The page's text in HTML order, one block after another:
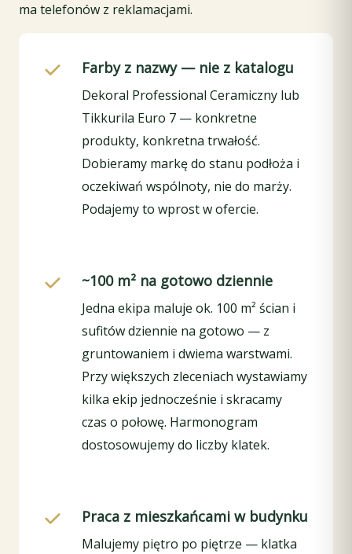
ma telefonów z reklamacjami.
Farby z nazwy — nie z katalogu
Dekoral Professional Ceramiczny lub
Tikkurila Euro 7 — konkretne
produkty, konkretna trwałość.
Dobieramy markę do stanu podłoża i
oczekiwań wspólnoty, nie do marży.
Podajemy to wprost w ofercie.
~100 m² na gotowo dziennie
Jedna ekipa maluje ok. 100 m² ścian i
sufitów dziennie na gotowo — z
gruntowaniem i dwiema warstwami.
Przy większych zleceniach wystawiamy
kilka ekip jednocześnie i skracamy
czas o połowę. Harmonogram
dostosowujemy do liczby klatek.
Praca z mieszkańcami w budynku
Malujemy piętro po piętrze — klatka